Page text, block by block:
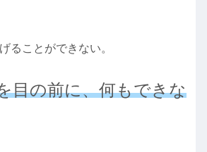
ることができない。
目の前に、何もできな